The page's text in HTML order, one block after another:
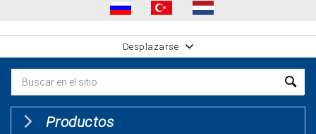
Desplazarse
Productos